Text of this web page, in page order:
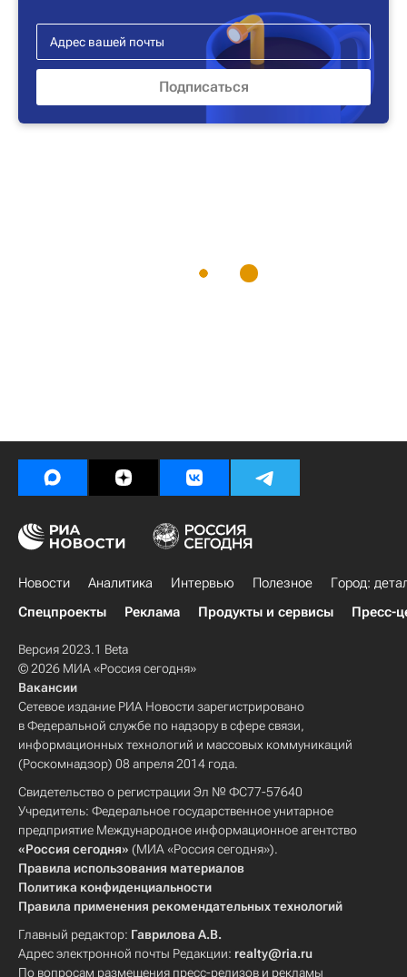
Новости Аналитика Интервью Полезное
Город:
Спецпроекты
Реклама Продукты и сервисы Пресс-
Версия 2023.1 Beta
© 2026 МИА «Россия сегодня»
Вакансии
Сетевое издание РИА Новости зарегистрировано
в Федеральной службе по надзору в сфере связи,
информационных технологий и массовых коммуникаций
(Роскомнадзор) 08 апреля 2014 года.
Свидетельство о регистрации Эл № ФС77-57640
Учредитель: Федеральное государственное унитарное
предприятие Международное информационное агентство
«Россия сегодня» (МИА «Россия сегодня»).
Правила использования материалов
Политика конфиденциальности
Правила применения рекомендательных технологий
Главный редактор: Гаврилова А.В.
Адрес электронной почты Редакции: realty@ria.ru
По вопросам размещения пресс-релизов и рекламы